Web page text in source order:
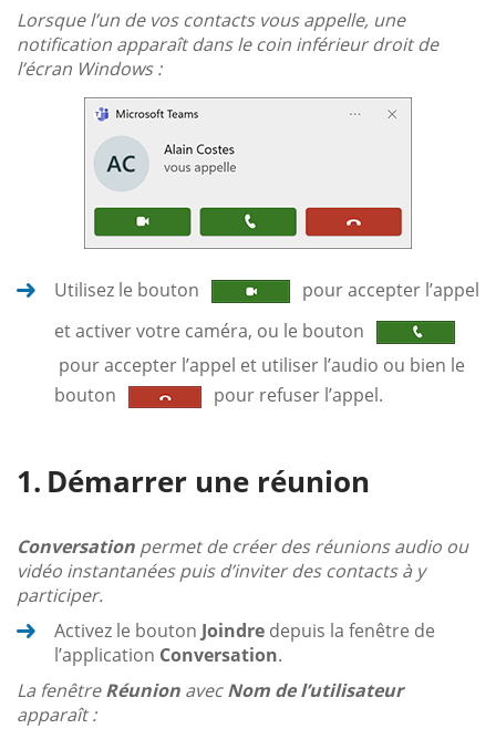
Lorsque l’un de vos contacts vous appelle, une
notification apparaît dans le coin inférieur droit de
l’écran Windows :
Utilisez le bouton
pour accepter l’appel
et activer votre caméra, ou le bouton
pour accepter l’appel et utiliser l’audio ou bien le
bouton
pour refuser l’appel.
Démarrer une réunion
Conversation permet de créer des réunions audio ou
vidéo instantanées puis d’inviter des contacts à y
participer.
Activez le bouton Joindre depuis la fenêtre de
l’application Conversation.
La fenêtreRéunion avecNom de l’utilisateur
apparaît :